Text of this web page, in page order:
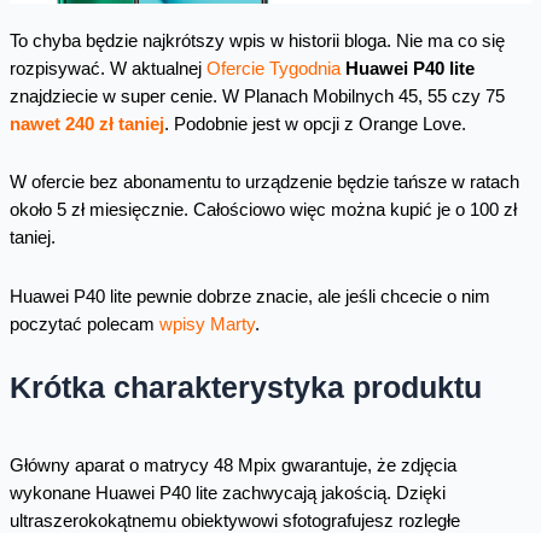
To chyba będzie najkrótszy wpis w historii bloga. Nie ma co się
rozpisywać. W aktualnej Ofercie Tygodnia Huawei P40 lite
znajdziecie w super cenie. W Planach Mobilnych 45, 55 czy 75
nawet 240 zł taniej. Podobnie jest w opcji z Orange Love.
W ofercie bez abonamentu to urządzenie będzie tańsze w ratach
około 5 zł miesięcznie. Całościowo więc można kupić je o 100 zł
taniej.
Huawei P40 lite pewnie dobrze znacie, ale jeśli chcecie o nim
poczytać polecam wpisy Marty.
Krótka charakterystyka produktu
Główny aparat o matrycy 48 Mpix gwarantuje, że zdjęcia
wykonane Huawei P40 lite zachwycają jakością. Dzięki
ultraszerokokątnemu obiektywowi sfotografujesz rozległe